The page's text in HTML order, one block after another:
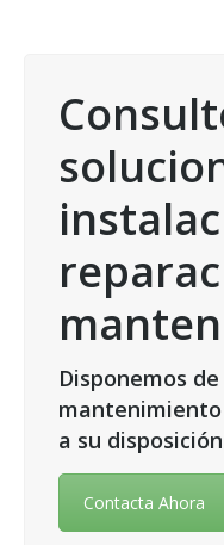
Disponemos
a su
Contacta Ahora